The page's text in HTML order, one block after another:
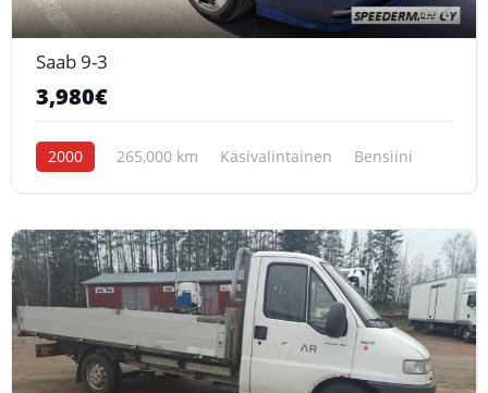
6
Saab 9-3
3,980€
2000 265,000 km Käsivalintainen Bensiini